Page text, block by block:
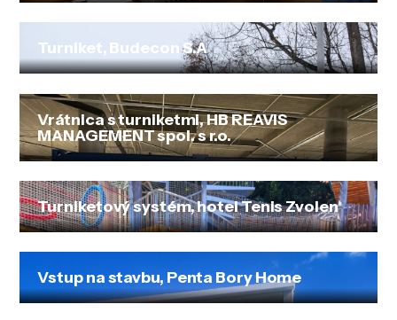
Turniket, Budecon S.A
Vrátnica s turniketmi, HB REAVIS
MANAGEMENT spol. s r.o.
Turniketový systém, hotel Tenis Zvolen
Vstup na stavbu, Penta Bory Home